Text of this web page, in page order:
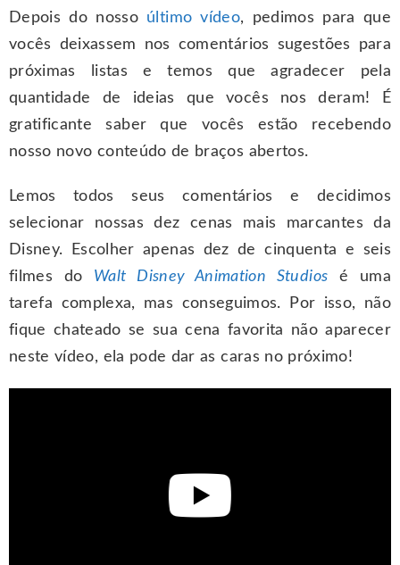
Depois do nosso último vídeo, pedimos para que
vocês deixassem nos comentários sugestões para
próximas listas e temos que agradecer pela
quantidade de ideias que vocês nos deram! É
gratificante saber que vocês estão recebendo
nosso novo conteúdo de braços abertos.
Lemos todos seus comentários e decidimos
selecionar nossas dez cenas mais marcantes da
Disney. Escolher apenas dez de cinquenta e seis
filmes do Walt Disney Animation Studios é uma
tarefa complexa, mas conseguimos. Por isso, não
fique chateado se sua cena favorita não aparecer
neste vídeo, ela pode dar as caras no próximo!